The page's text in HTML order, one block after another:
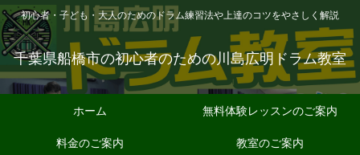
初心者・子ども・大人のためのドラム練習法や上達のコツをやさしく解説
千葉県船橋市の初心者のための川島広明ドラム教室
ホーム
無料体験レッスンのご案内
料金のご案内
教室のご案内